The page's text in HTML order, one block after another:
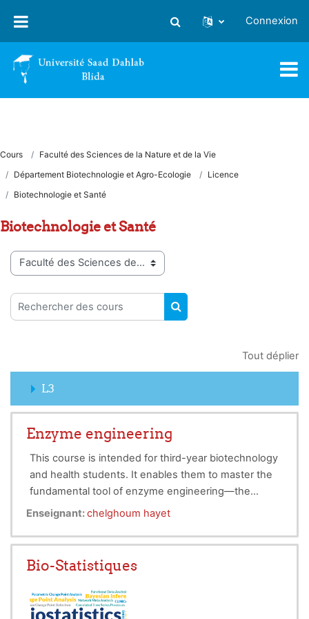
Activer/désactiver la saisie
Connexion
Cours
Faculté des Sciences de la Nature et de la Vie
Département Biotechnologie et Agro-Ecologie
Licence
Biotechnologie et Santé
Biotechnologie et Santé
Catégories de cours
Rechercher des cours
RECHERCHER DES
Tout déplier
L3
Enzyme engineering
This course is intended for third-year biotechnology
and health students. It enables them to master the
fundamental tool of enzyme engineering—the
enzyme (its structure and function)—and to
techniques used for the extraction, purification, and
industrial use of enzymes.
Enseignant:chelghoum hayet
Bio-Statistiques